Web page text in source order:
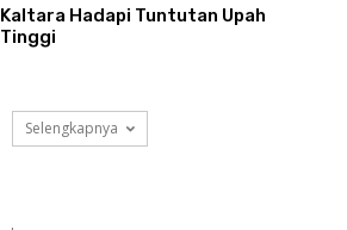
Kaltara Hadapi Tuntutan Upah
Tinggi
Selengkapnya